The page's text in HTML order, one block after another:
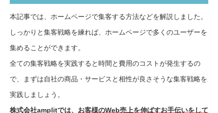
本記事では、ホームページで集客する方法などを解説しました。
しっかりと集客戦略を練れば、ホームページで多くのユーザーを
集めることができます。
全ての集客戦略を実践すると時間と費用のコストが発生するの
で、まずは自社の商品・サービスと相性が良さそうな集客戦略を
実践しましょう。
株式会社amplitでは、 お客様のWeb売上を伸ばすお手伝いをして